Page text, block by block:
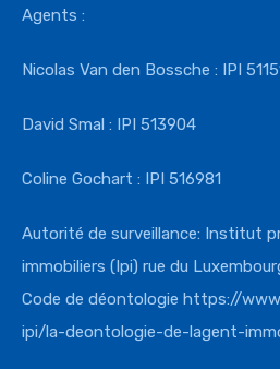
Agents :
Nicolas Van den Bossche : IPI
David Smal : IPI 513904
Coline Gochart : IPI 516981
Autorité de surveillance: Institut
immobiliers (Ipi) rue du
Code de déontologie https://
ipi/la-deontologie-de-lagent-